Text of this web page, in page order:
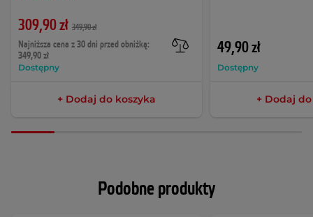
309,90 zł 349,90 zł
Najniższa cena z 30 dni przed obniżką:
349,90 zł
Dostępny
+ Dodaj do koszyka
49,90 zł
Dostępny
+ Dodaj
Podobne produkty